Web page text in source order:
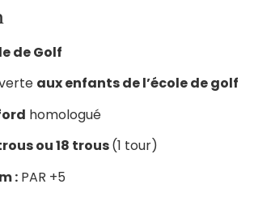
de Golf
aux enfants de l’école de golf
homologué
ou 18 trous(1 tour)
: PAR +5